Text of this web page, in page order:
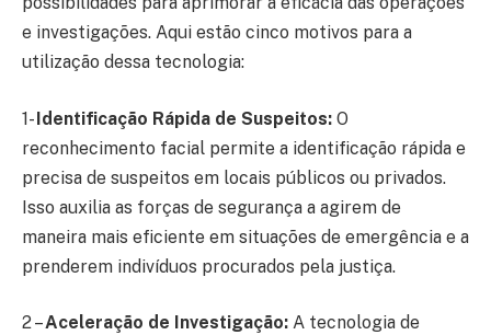
e investigações. Aqui estão cinco motivos para a
utilização dessa tecnologia:
1-Identificação Rápida de Suspeitos: O
reconhecimento facial permite a identificação rápida e
precisa de suspeitos em locais públicos ou privados.
Isso auxilia as forças de segurança a agirem de
maneira mais eficiente em situações de emergência e a
prenderem indivíduos procurados pela justiça.
2 –Aceleração de Investigação: A tecnologia de